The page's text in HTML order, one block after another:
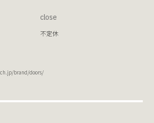
close
不定休
brand/doors/